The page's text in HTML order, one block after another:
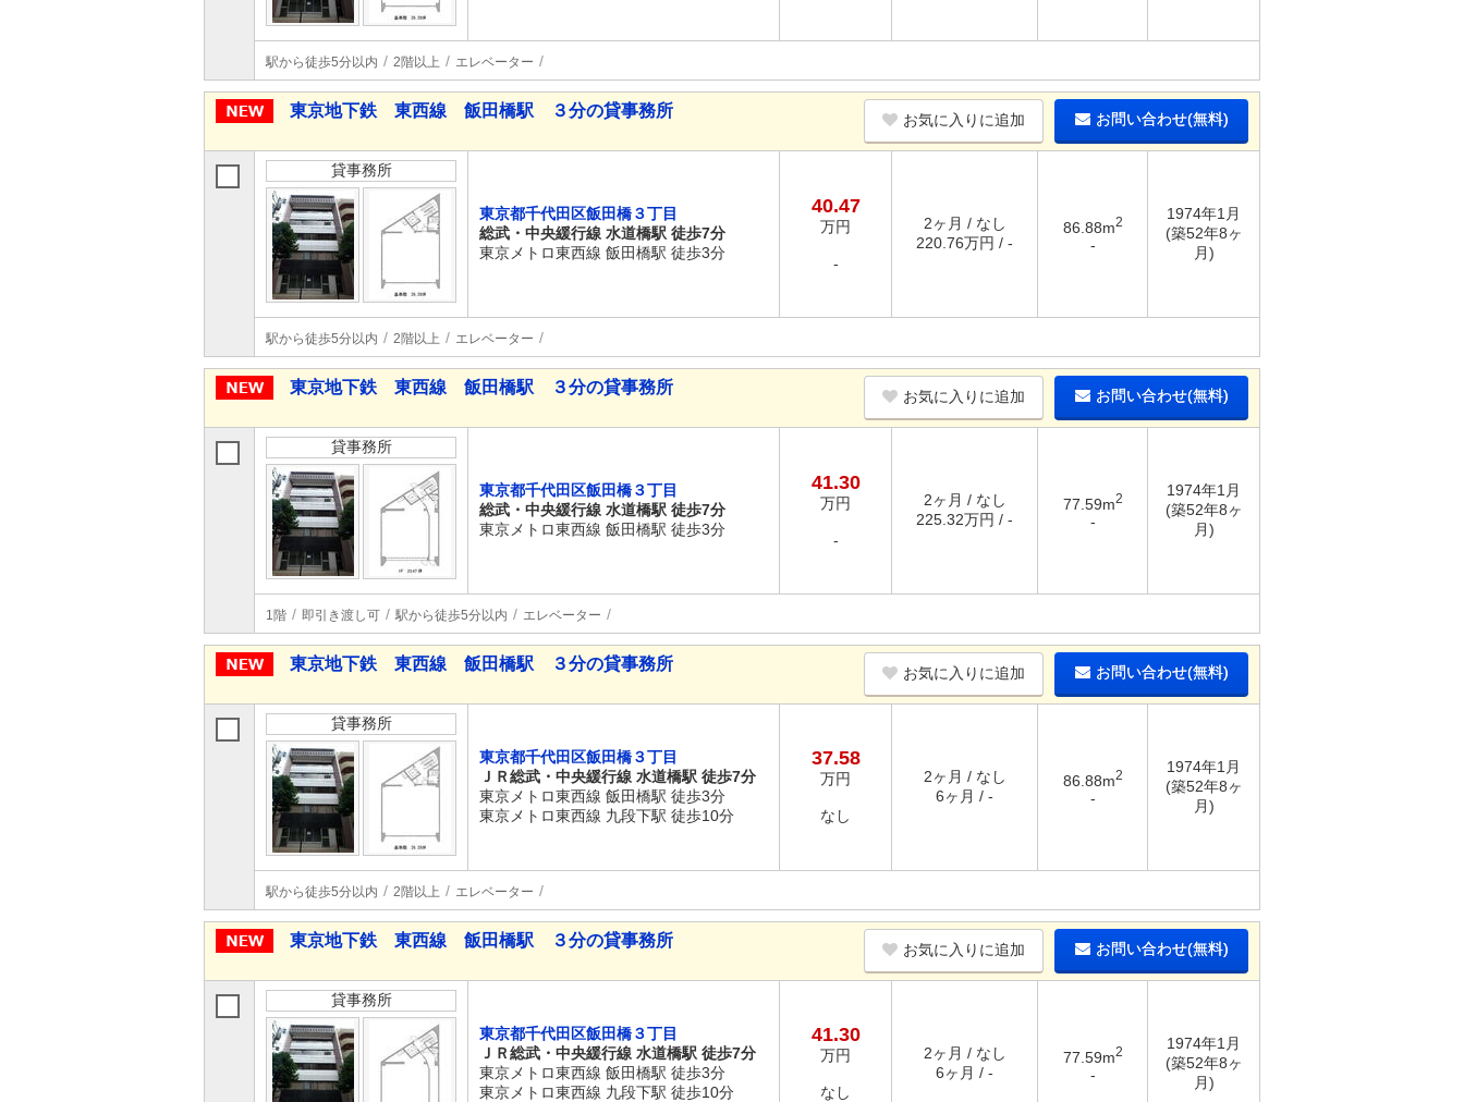
駅から徒歩5分以内 2階以上 エレベーター
東京地下鉄 東西線 飯田橋駅 ３分の貸事務所 お気に入りに追加 お問い合わせ(無料)
貸事務所
東京都千代田区飯田橋３丁目
総武・中央緩行線 水道橋駅 徒歩7分
東京メトロ東西線 飯田橋駅 徒歩3分
40.47
万円
-
2ヶ月 / なし
220.76万円 / -
86.88m2
-
1974年1月
(築52年8ヶ
月)
駅から徒歩5分以内 2階以上 エレベーター
東京地下鉄 東西線 飯田橋駅 ３分の貸事務所 お気に入りに追加 お問い合わせ(無料)
貸事務所
東京都千代田区飯田橋３丁目
総武・中央緩行線 水道橋駅 徒歩7分
東京メトロ東西線 飯田橋駅 徒歩3分
41.30
万円
-
2ヶ月 / なし
225.32万円 / -
77.59m2
-
1974年1月
(築52年8ヶ
月)
1階 即引き渡し可 駅から徒歩5分以内 エレベーター
東京地下鉄 東西線 飯田橋駅 ３分の貸事務所 お気に入りに追加 お問い合わせ(無料)
貸事務所
東京都千代田区飯田橋３丁目
ＪＲ総武・中央緩行線 水道橋駅 徒歩7分
東京メトロ東西線 飯田橋駅 徒歩3分
東京メトロ東西線 九段下駅 徒歩10分
37.58
万円
なし
2ヶ月 / なし
6ヶ月 / -
86.88m2
-
1974年1月
(築52年8ヶ
月)
駅から徒歩5分以内 2階以上 エレベーター
東京地下鉄 東西線 飯田橋駅 ３分の貸事務所 お気に入りに追加 お問い合わせ(無料)
貸事務所
東京都千代田区飯田橋３丁目
ＪＲ総武・中央緩行線 水道橋駅 徒歩7分
東京メトロ東西線 飯田橋駅 徒歩3分
東京メトロ東西線 九段下駅 徒歩10分
41.30
万円
なし
2ヶ月 / なし
6ヶ月 / -
77.59m2
-
1974年1月
(築52年8ヶ
月)